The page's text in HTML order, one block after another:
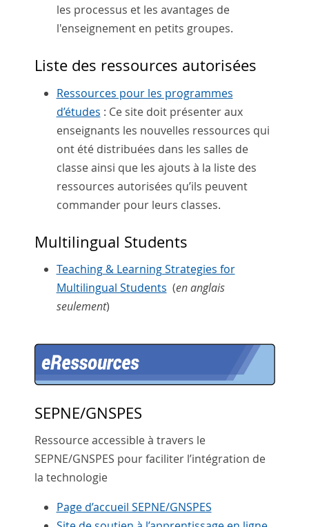
les processus et les avantages de
l'enseignement en petits groupes.
Liste des ressources autorisées
Ressources pour les programmes
d’études : Ce site doit présenter aux
enseignants les nouvelles ressources qui
ont été distribuées dans les salles de
classe ainsi que les ajouts à la liste des
ressources autorisées qu’ils peuvent
commander pour leurs classes.
Multilingual Students
Teaching & Learning Strategies for
Multilingual Students (en anglais
seulement)
SEPNE/GNSPES
Ressource accessible à travers le
SEPNE/GNSPES pour faciliter l’intégration de
la technologie
Page d’accueil SEPNE/GNSPES